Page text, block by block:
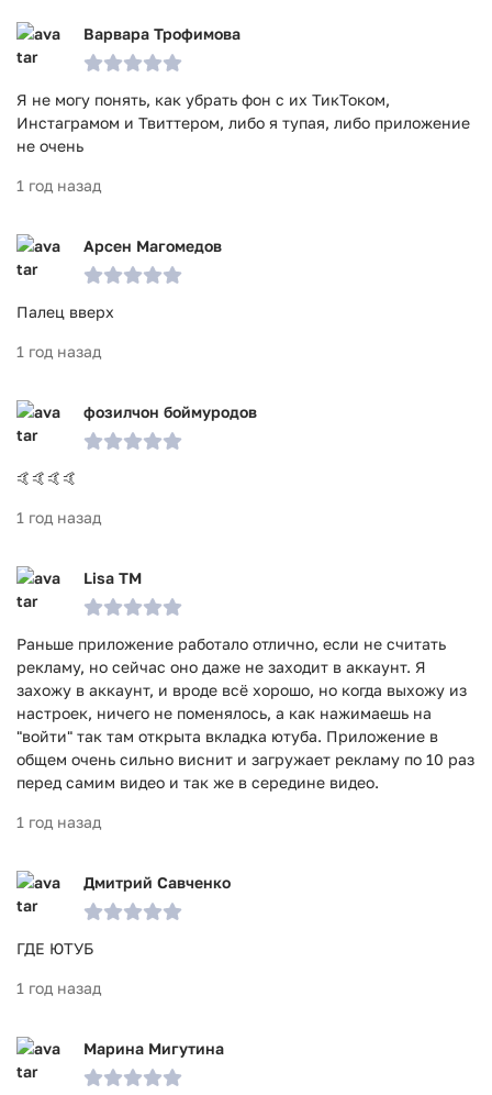
Варвара Трофимова
Я не могу понять, как убрать фон с их ТикТоком,
Инстаграмом и Твиттером, либо я тупая, либо приложение
не очень
1 год назад
Арсен Магомедов
Палец вверх
1 год назад
фозилчон боймуродов
🤙🤙🤙🤙
1 год назад
Lisa TM
Раньше приложение работало отлично, если не считать
рекламу, но сейчас оно даже не заходит в аккаунт. Я
захожу в аккаунт, и вроде всё хорошо, но когда выхожу из
настроек, ничего не поменялось, а как нажимаешь на
"войти" так там открыта вкладка ютуба. Приложение в
общем очень сильно виснит и загружает рекламу по 10 раз
перед самим видео и так же в середине видео.
1 год назад
Дмитрий Савченко
ГДЕ ЮТУБ
1 год назад
Марина Мигутина